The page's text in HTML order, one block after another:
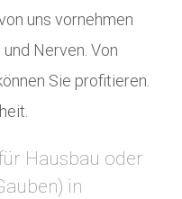
uns vornehmen
Nerven. Von
Sie profitieren.
Hausbau oder
in